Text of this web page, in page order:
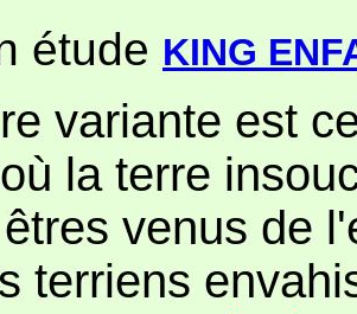
étude KING
variante est
la terre
venus de
terriens